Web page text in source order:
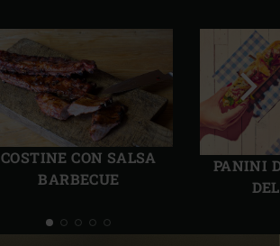
COSTINE CON SALSA
BARBECUE
PANINI